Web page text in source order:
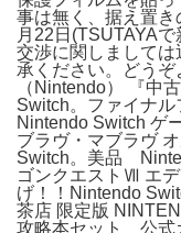
事は無く、据え置
月22日(TSUTAYA
交渉に関しまして
承ください。どう
（Nintendo） 『中
Switch。ファイナ
Nintendo Switch ゲ
ブラヴ・マブラヴ
Switch。美品
ゴンクエストⅦ エ
げ！！Nintendo
茶店 限定版
攻略本セット 公式